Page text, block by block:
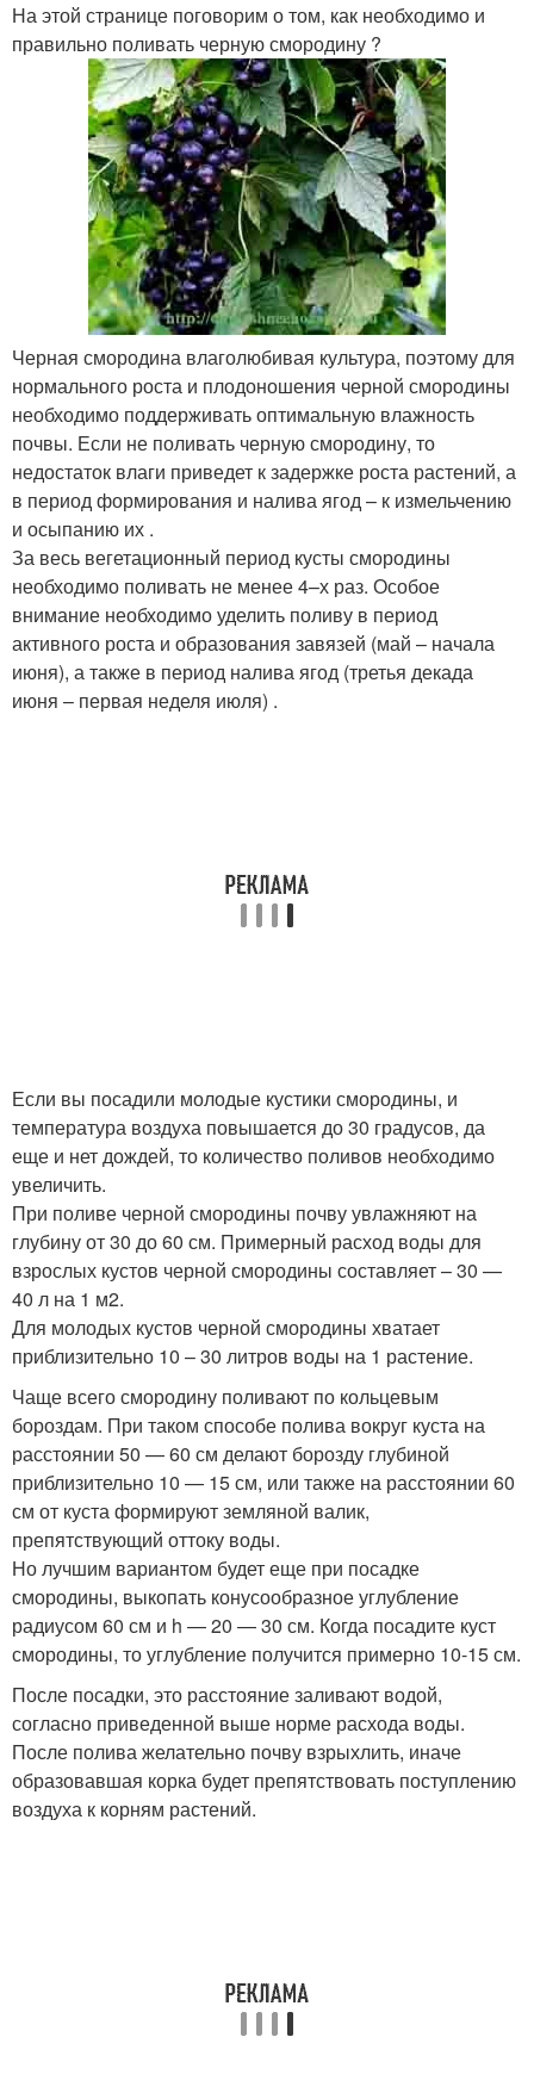
На этой странице поговорим о том, как необходимо и
правильно поливать черную смородину ?
Черная смородина влаголюбивая культура, поэтому для
нормального роста и плодоношения черной смородины
необходимо поддерживать оптимальную влажность
почвы. Если не поливать черную смородину, то
недостаток влаги приведет к задержке роста растений, а
в период формирования и налива ягод – к измельчению
и осыпанию их .
За весь вегетационный период кусты смородины
необходимо поливать не менее 4–х раз. Особое
внимание необходимо уделить поливу в период
активного роста и образования завязей (май – начала
июня), а также в период налива ягод (третья декада
июня – первая неделя июля) .
Если вы посадили молодые кустики смородины, и
температура воздуха повышается до 30 градусов, да
еще и нет дождей, то количество поливов необходимо
увеличить.
При поливе черной смородины почву увлажняют на
глубину от 30 до 60 см. Примерный расход воды для
взрослых кустов черной смородины составляет – 30 —
40 л на 1 м2.
Для молодых кустов черной смородины хватает
приблизительно 10 – 30 литров воды на 1 растение.
Чаще всего смородину поливают по кольцевым
бороздам. При таком способе полива вокруг куста на
расстоянии 50 — 60 см делают борозду глубиной
приблизительно 10 — 15 см, или также на расстоянии 60
см от куста формируют земляной валик,
препятствующий оттоку воды.
Но лучшим вариантом будет еще при посадке
смородины, выкопать конусообразное углубление
радиусом 60 см и h — 20 — 30 см. Когда посадите куст
смородины, то углубление получится примерно 10-15 см.
После посадки, это расстояние заливают водой,
согласно приведенной выше норме расхода воды.
После полива желательно почву взрыхлить, иначе
образовавшая корка будет препятствовать поступлению
воздуха к корням растений.